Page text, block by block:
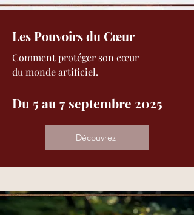
Les Pouvoirs du Cœur
Comment protéger son cœur
du monde artificiel​.
Du 5 au 7 septembre 2025
Découvrez